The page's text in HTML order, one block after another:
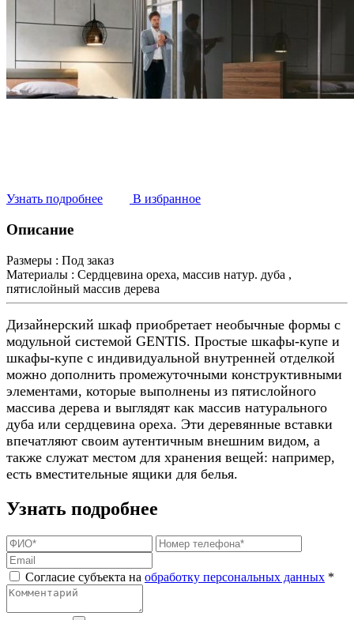
Узнать подробнее В избранное
Описание
Размеры : Под заказ
Материалы : Сердцевина ореха, массив натур. дуба ,
пятислойный массив дерева
Дизайнерский шкаф приобретает необычные формы с
модульной системой GENTIS. Простые шкафы-купе и
шкафы-купе с индивидуальной внутренней отделкой
можно дополнить промежуточными конструктивными
элементами, которые выполнены из пятислойного
массива дерева и выглядят как массив натурального
дуба или сердцевина ореха. Эти деревянные вставки
впечатляют своим аутентичным внешним видом, а
также служат местом для хранения вещей: например,
есть вместительные ящики для белья.
Узнать подробнее
Согласие субъекта на обработку персональных данных *